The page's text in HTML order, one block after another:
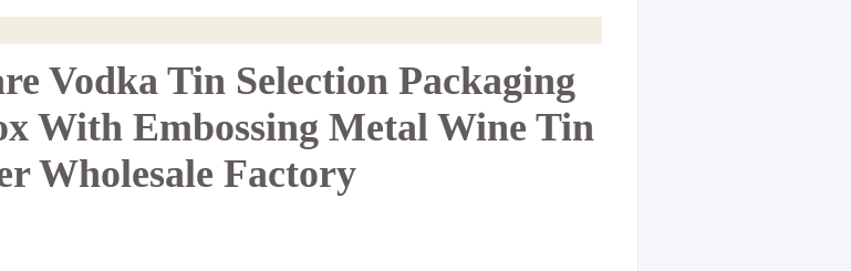
Vodka Tin Selection Packaging
With Embossing Metal Wine Tin
Wholesale Factory